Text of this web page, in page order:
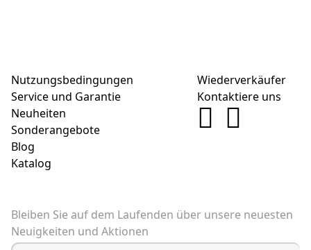
Nutzungsbedingungen
Service und Garantie
Neuheiten
Sonderangebote
Blog
Katalog
Wiederverkäufer
Kontaktiere uns
Bleiben Sie auf dem Laufenden über unsere neuesten
Neuigkeiten und Aktionen